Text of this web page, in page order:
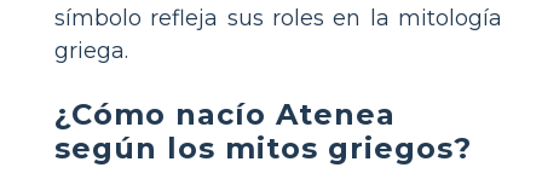
símbolo refleja sus roles en la mitología
griega.
¿Cómo nacío Atenea
según los mitos griegos?